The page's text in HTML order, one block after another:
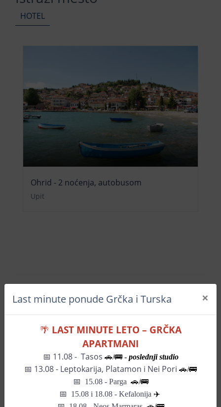
HOTEL
Ohrid - 2 noćenja, autobusom
Upit
Mapa grada
Last minute ponude Grčka i Turska ×
🌴 LAST MINUTE LETO – GRČKA
APARTMANI
📅 11.08 - Tasos 🚗/🚌 - poslednji studio
📅 13.08 - Leptokarija, Platamon i Nei Pori 🚗/🚌
📅 15.08 - Parga 🚗/🚌
📅 15.08 i 18.08 - Kefalonija ✈️